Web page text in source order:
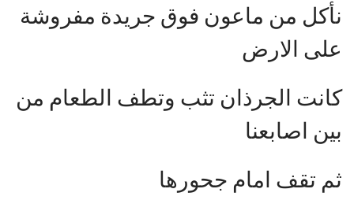
نأكل من ماعون فوق جريدة مفروشة
على الارض
كانت الجرذان تثب وتطف الطعام من
بين اصابعنا
ثم تقف امام جحورها